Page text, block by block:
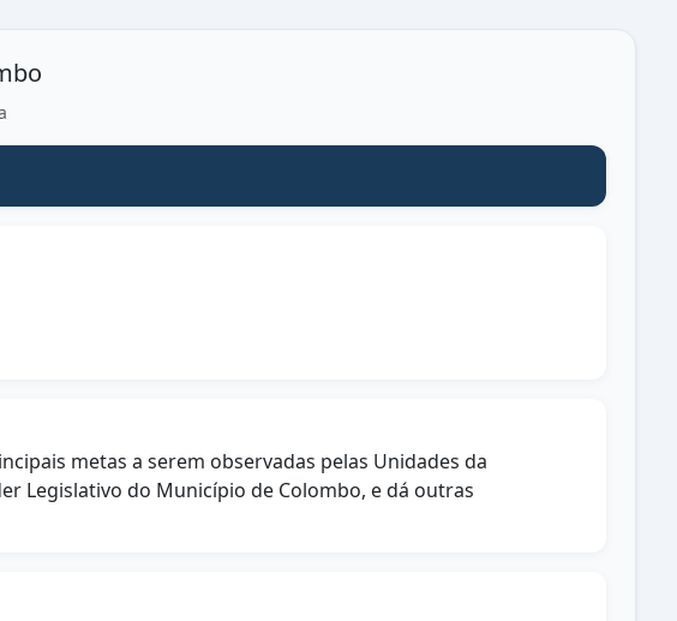
metas a serem observadas pelas Unidades da
Legislativo do Município de Colombo, e dá outras